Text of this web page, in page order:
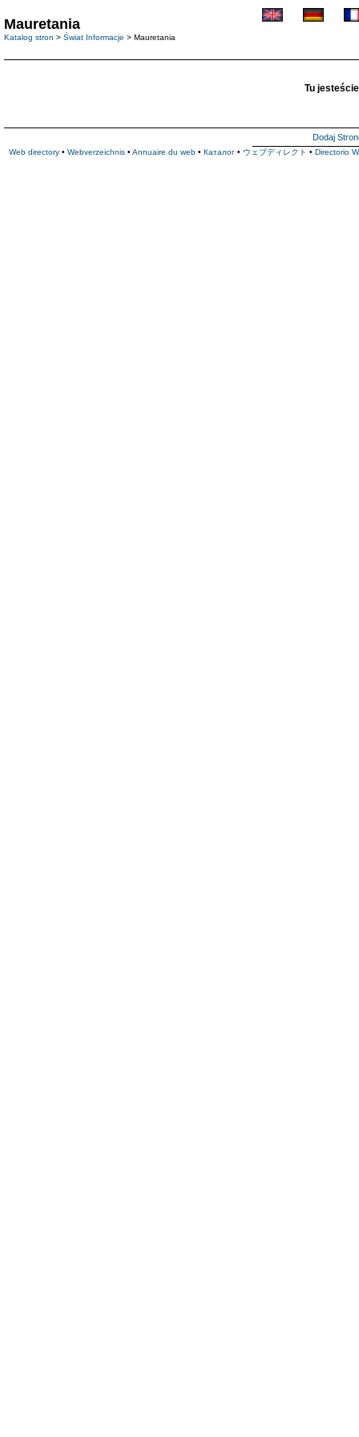
Mauretania
Katalog stron > Świat Informacje > Mauretania
Tu
Dodaj
Web directory • Webverzeichnis • Annuaire du web • Каталог • ウェブディレクト • Directorio